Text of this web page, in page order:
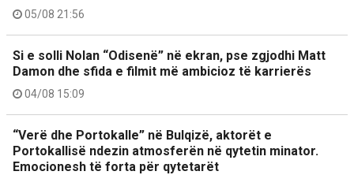
05/08 21:56
Si e solli Nolan “Odisenë” në ekran, pse zgjodhi Matt
Damon dhe sfida e filmit më ambicioz të karrierës
04/08 15:09
“Verë dhe Portokalle” në Bulqizë, aktorët e
Portokallisë ndezin atmosferën në qytetin minator.
Emocionesh të forta për qytetarët